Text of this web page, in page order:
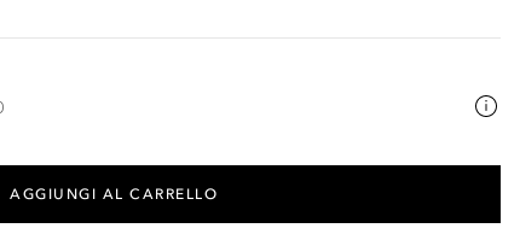
AGGIUNGI AL CARRELLO